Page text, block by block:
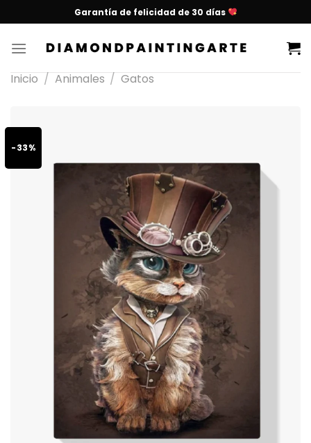
Garantía de felicidad de 30 días
Inicio / Animales / Gatos
-33%